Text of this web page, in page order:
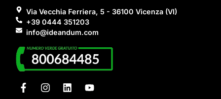
Via Vecchia Ferriera, 5 - 36100 Vicenza (VI)
+39 0444 351203
info@ideandum.com